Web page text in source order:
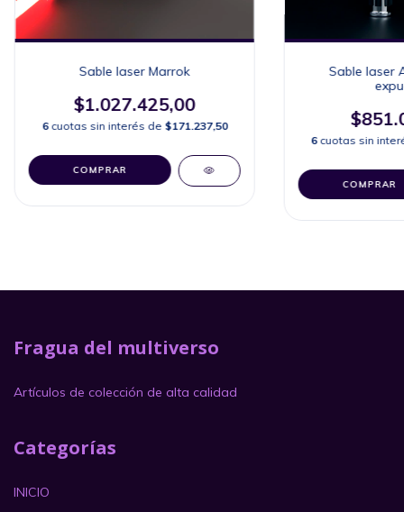
Sable laser Marrok
$1.027.425,00
6 cuotas sin interés de $171.237,50
COMPRAR
Sable laser
6 cuotas sin
COMPRAR
Fragua del multiverso
Artículos de colección de alta calidad
Categorías
INICIO